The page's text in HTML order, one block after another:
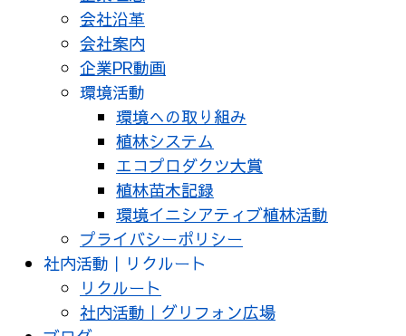
会社沿革
会社案内
企業PR動画
環境活動
環境への取り組み
植林システム
エコプロダクツ大賞
植林苗木記録
環境イニシアティブ植林活動
プライバシーポリシー
社内活動｜リクルート
リクルート
社内活動｜グリフォン広場